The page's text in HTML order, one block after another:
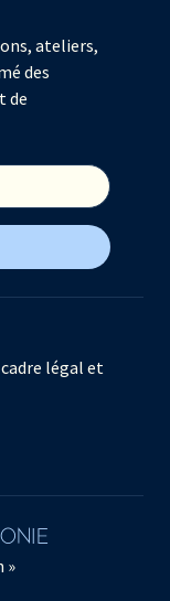
ateliers,
des
de
légal et
»